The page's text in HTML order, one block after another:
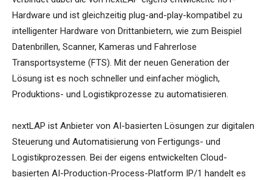
Hardware und ist gleichzeitig plug-and-play-kompatibel zu
intelligenter Hardware von Drittanbietern, wie zum Beispiel
Datenbrillen, Scanner, Kameras und Fahrerlose
Transportsysteme (FTS). Mit der neuen Generation der
Lösung ist es noch schneller und einfacher möglich,
Produktions- und Logistikprozesse zu automatisieren.
nextLAP ist Anbieter von AI-basierten Lösungen zur digitalen
Steuerung und Automatisierung von Fertigungs- und
Logistikprozessen. Bei der eigens entwickelten Cloud-
basierten AI-Production-Process-Platform IP/1 handelt es